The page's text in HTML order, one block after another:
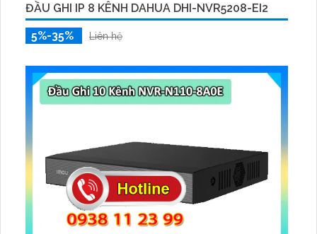
ĐẦU GHI IP 8 KÊNH DAHUA DHI-NVR5208-EI2
5%-35% Liên hệ